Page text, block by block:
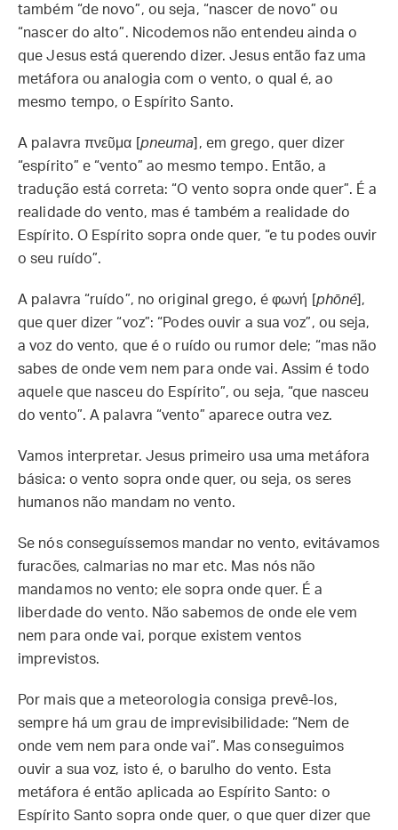
também “de novo”, ou seja, “nascer de novo” ou
“nascer do alto”. Nicodemos não entendeu ainda o
que Jesus está querendo dizer. Jesus então faz uma
metáfora ou analogia com o vento, o qual é, ao
mesmo tempo, o Espírito Santo.
A palavra πνεῦμα [ pneuma ], em grego, quer dizer
“espírito” e “vento” ao mesmo tempo. Então, a
tradução está correta: “O vento sopra onde quer”. É a
realidade do vento, mas é também a realidade do
Espírito. O Espírito sopra onde quer, “e tu podes ouvir
o seu ruído”.
A palavra “ruído”, no original grego, é φωνή [ phōné ],
que quer dizer “voz”: “Podes ouvir a sua voz”, ou seja,
a voz do vento, que é o ruído ou rumor dele; “mas não
sabes de onde vem nem para onde vai. Assim é todo
aquele que nasceu do Espírito”, ou seja, “que nasceu
do vento”. A palavra “vento” aparece outra vez.
Vamos interpretar. Jesus primeiro usa uma metáfora
básica: o vento sopra onde quer, ou seja, os seres
humanos não mandam no vento.
Se nós conseguíssemos mandar no vento, evitávamos
furacões, calmarias no mar etc. Mas nós não
mandamos no vento; ele sopra onde quer. É a
liberdade do vento. Não sabemos de onde ele vem
nem para onde vai, porque existem ventos
imprevistos.
Por mais que a meteorologia consiga prevê-los,
sempre há um grau de imprevisibilidade: “Nem de
onde vem nem para onde vai”. Mas conseguimos
ouvir a sua voz, isto é, o barulho do vento. Esta
metáfora é então aplicada ao Espírito Santo: o
Espírito Santo sopra onde quer, o que quer dizer que